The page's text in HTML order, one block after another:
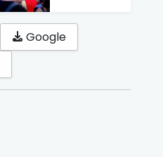
Google